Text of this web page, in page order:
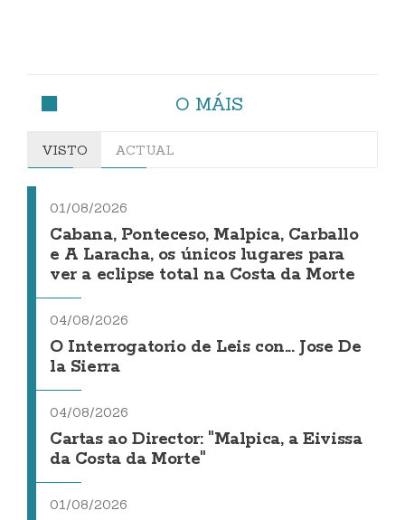
O MÁIS
VISTO ACTUAL
01/08/2026
Cabana, Ponteceso, Malpica, Carballo
e A Laracha, os únicos lugares para
ver a eclipse total na Costa da Morte
04/08/2026
O Interrogatorio de Leis con... Jose De
la Sierra
04/08/2026
Cartas ao Director: "Malpica, a Eivissa
da Costa da Morte"
01/08/2026